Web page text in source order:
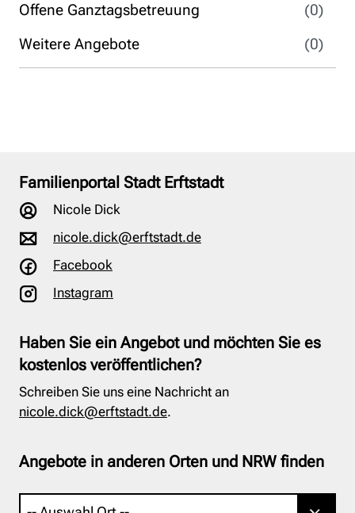
Offene Ganztagsbetreuung
(0)
Weitere Angebote
(0)
Familienportal Stadt Erftstadt
Nicole Dick
nicole.dick@erftstadt.de
Facebook
Instagram
Haben Sie ein Angebot und möchten Sie es
kostenlos veröffentlichen?
Schreiben Sie uns eine Nachricht an
nicole.dick@erftstadt.de.
Angebote in anderen Orten und NRW finden